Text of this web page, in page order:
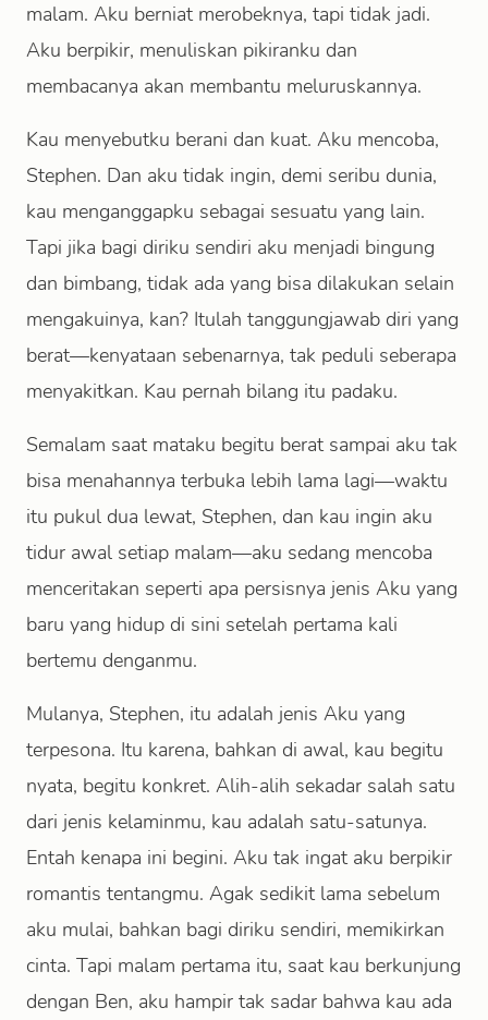
malam. Aku berniat merobeknya, tapi tidak jadi.
Aku berpikir, menuliskan pikiranku dan
membacanya akan membantu meluruskannya.
Kau menyebutku berani dan kuat. Aku mencoba,
Stephen. Dan aku tidak ingin, demi seribu dunia,
kau menganggapku sebagai sesuatu yang lain.
Tapi jika bagi diriku sendiri aku menjadi bingung
dan bimbang, tidak ada yang bisa dilakukan selain
mengakuinya, kan? Itulah tanggungjawab diri yang
berat—kenyataan sebenarnya, tak peduli seberapa
menyakitkan. Kau pernah bilang itu padaku.
Semalam saat mataku begitu berat sampai aku tak
bisa menahannya terbuka lebih lama lagi—waktu
itu pukul dua lewat, Stephen, dan kau ingin aku
tidur awal setiap malam—aku sedang mencoba
menceritakan seperti apa persisnya jenis Aku yang
baru yang hidup di sini setelah pertama kali
bertemu denganmu.
Mulanya, Stephen, itu adalah jenis Aku yang
terpesona. Itu karena, bahkan di awal, kau begitu
nyata, begitu konkret. Alih-alih sekadar salah satu
dari jenis kelaminmu, kau adalah satu-satunya.
Entah kenapa ini begini. Aku tak ingat aku berpikir
romantis tentangmu. Agak sedikit lama sebelum
aku mulai, bahkan bagi diriku sendiri, memikirkan
cinta. Tapi malam pertama itu, saat kau berkunjung
dengan Ben, aku hampir tak sadar bahwa kau ada